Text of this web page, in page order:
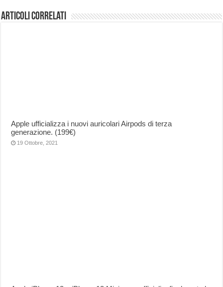
Articoli correlati
Apple ufficializza i nuovi auricolari Airpods di terza
generazione. (199€)
19 Ottobre, 2021